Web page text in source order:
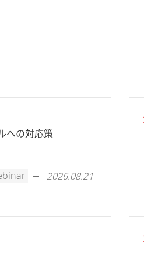
への対応策
2026.08.21